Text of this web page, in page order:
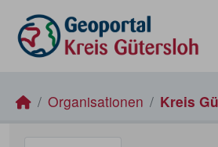
Organisationen Kreis